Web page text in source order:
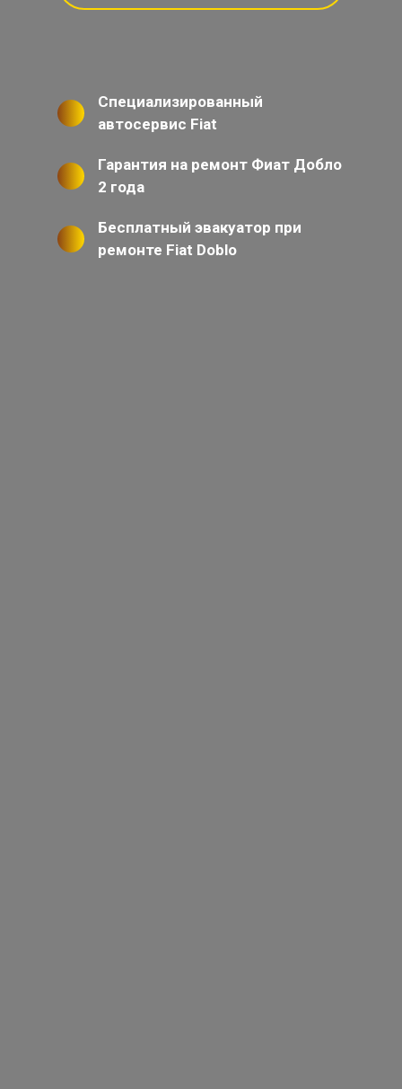
Специализированный
автосервис Fiat
Гарантия на ремонт Фиат Добло
2 года
Бесплатный эвакуатор при
ремонте Fiat Doblo